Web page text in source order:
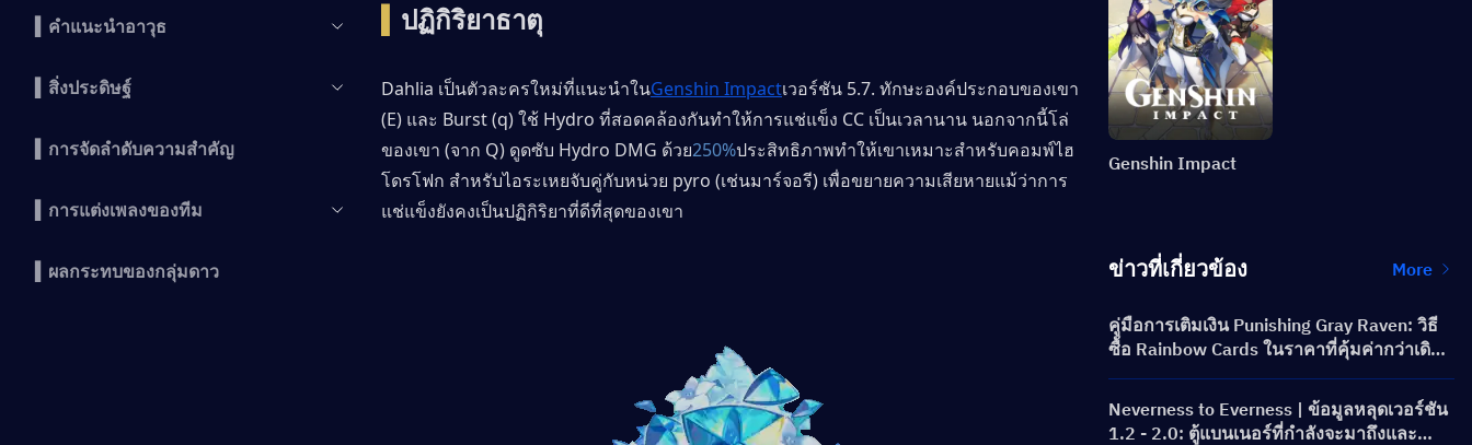
▍คำแนะนำอาวุธ
▍สิ่งประดิษฐ์
▍การจัดลำดับความสำคัญ
▍การแต่งเพลงของทีม
▍ผลกระทบของกลุ่มดาว
ปฏิกิริยาธาตุ
Dahlia เป็นตัวละครใหม่ที่แนะนำในGenshin Impactเวอร์ชัน 5.7. ทักษะองค์ประกอบของเขา
(E) และ Burst (q) ใช้ Hydro ที่สอดคล้องกันทำให้การแช่แข็ง CC เป็นเวลานาน นอกจากนี้โล่
ของเขา (จาก Q) ดูดซับ Hydro DMG ด้วย250%ประสิทธิภาพทำให้เขาเหมาะสำหรับคอมพ์ไฮ
โดรโฟก สำหรับไอระเหยจับคู่กับหน่วย pyro (เช่นมาร์จอรี) เพื่อขยายความเสียหายแม้ว่าการ
แช่แข็งยังคงเป็นปฏิกิริยาที่ดีที่สุดของเขา
Genshin Impact
ข่าวที่เกี่ยวข้อง More
คู่มือการเติมเงิน Punishing Gray Raven: วิธี
ซื้อ Rainbow Cards ในราคาที่คุ้มค่ากว่าเดิม
ได้อย่างไร?
Neverness to Everness | ข้อมูลหลุดเวอร์ชัน
1.2 - 2.0: ตู้แบนเนอร์ที่กำลังจะมาถึงและ